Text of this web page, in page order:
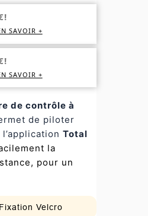
SAVOIR +
SAVOIR +
de contrôle à
de piloter
Total
la
pour un
Velcro